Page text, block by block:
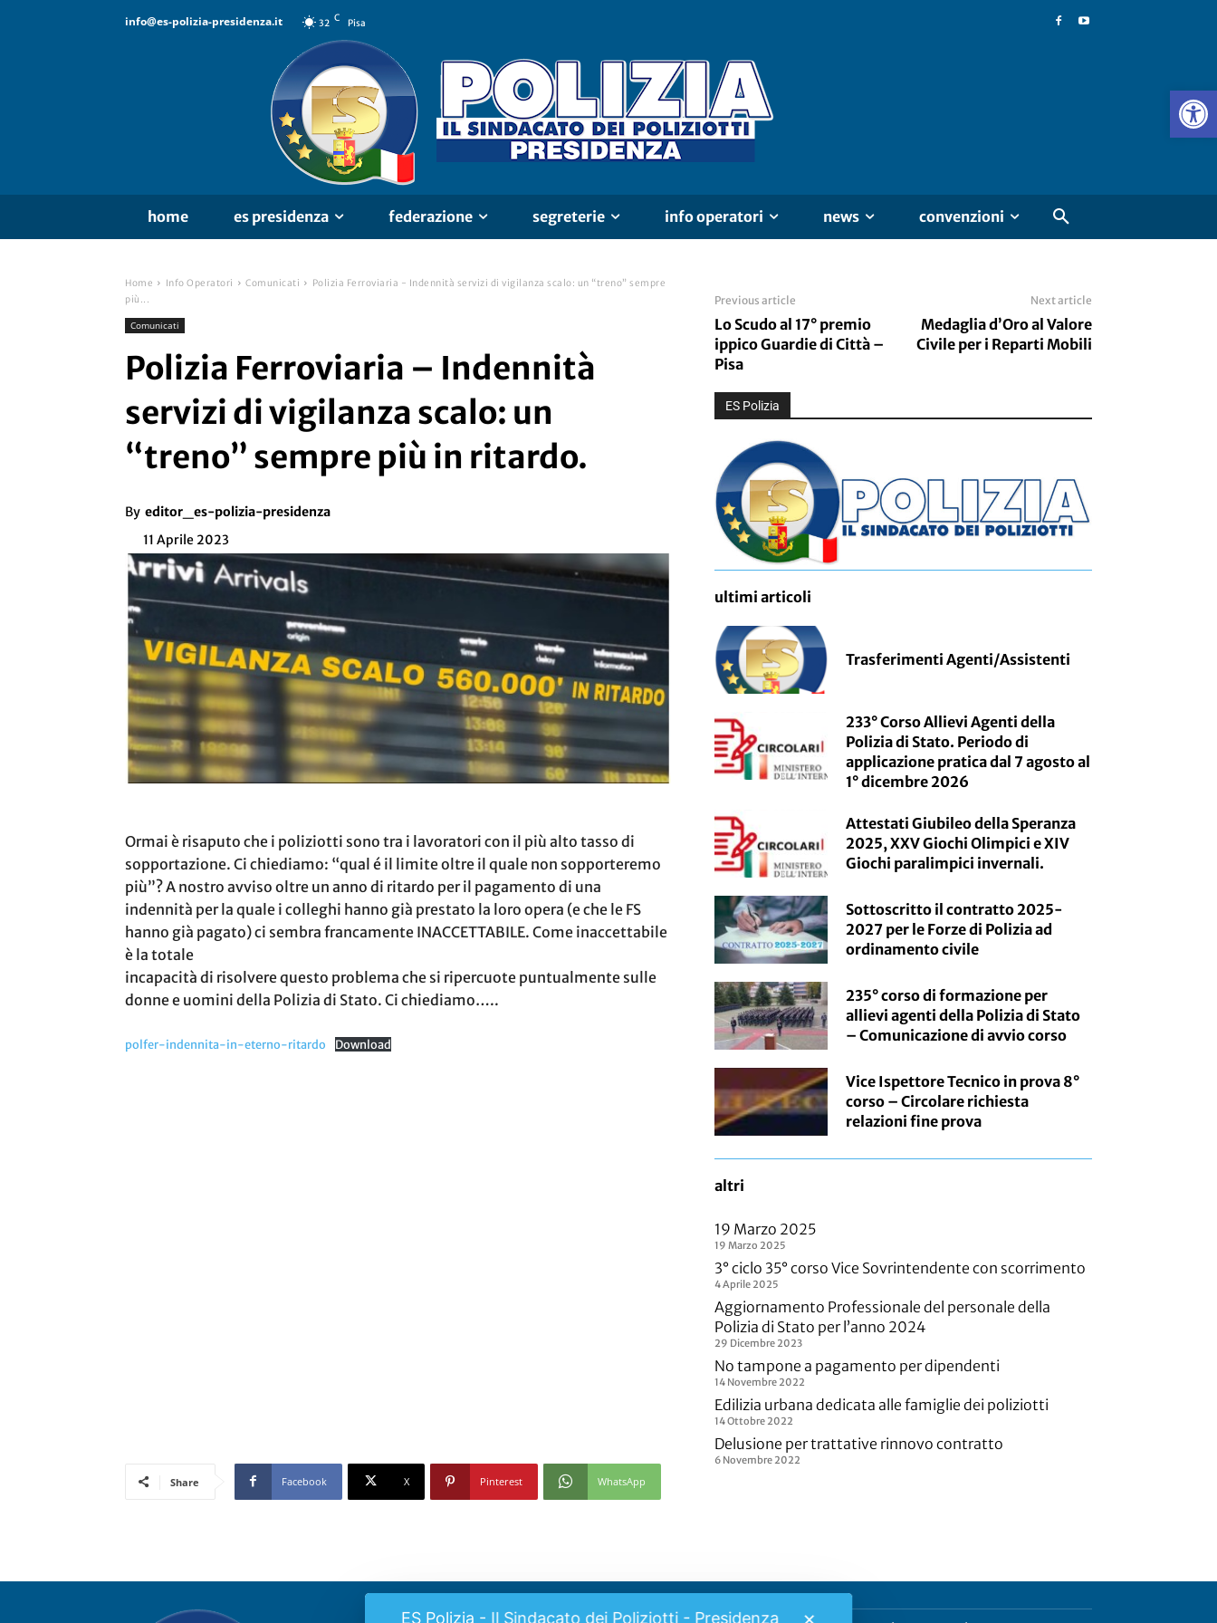
info@es-polizia-presidenza.it 32 C Pisa
home es presidenza federazione segreterie info operatori news convenzioni
Home Info Operatori Comunicati
Polizia Ferroviaria - Indennità servizi di vigilanza scalo: un “treno” sempre
più...
Comunicati
Polizia Ferroviaria – Indennità
servizi di vigilanza scalo: un
“treno” sempre più in ritardo.
By editor_es-polizia-presidenza
11 Aprile 2023
Ormai è risaputo che i poliziotti sono tra i lavoratori con il più alto tasso di
sopportazione. Ci chiediamo: “qual é il limite oltre il quale non sopporteremo
più”? A nostro avviso oltre un anno di ritardo per il pagamento di una
indennità per la quale i colleghi hanno già prestato la loro opera (e che le FS
hanno già pagato) ci sembra francamente INACCETTABILE. Come inaccettabile
è la totale
incapacità di risolvere questo problema che si ripercuote puntualmente sulle
donne e uomini della Polizia di Stato. Ci chiediamo…..
polfer-indennita-in-eterno-ritardo Download
Previous article
Lo Scudo al 17° premio
ippico Guardie di Città –
Pisa
Next article
Medaglia d’Oro al Valore
Civile per i Reparti Mobili
ES Polizia
ultimi articoli
Trasferimenti Agenti/Assistenti
233° Corso Allievi Agenti della
Polizia di Stato. Periodo di
applicazione pratica dal 7 agosto al
1° dicembre 2026
Attestati Giubileo della Speranza
2025, XXV Giochi Olimpici e XIV
Giochi paralimpici invernali.
Sottoscritto il contratto 2025-
2027 per le Forze di Polizia ad
ordinamento civile
235° corso di formazione per
allievi agenti della Polizia di Stato
– Comunicazione di avvio corso
Vice Ispettore Tecnico in prova 8°
corso – Circolare richiesta
relazioni fine prova
altri
19 Marzo 2025
19 Marzo 2025
3° ciclo 35° corso Vice Sovrintendente con scorrimento
4 Aprile 2025
Aggiornamento Professionale del personale della
Polizia di Stato per l’anno 2024
29 Dicembre 2023
No tampone a pagamento per dipendenti
14 Novembre 2022
Edilizia urbana dedicata alle famiglie dei poliziotti
14 Ottobre 2022
Delusione per trattative rinnovo contratto
6 Novembre 2022
Share Facebook X Pinterest WhatsApp
ES Polizia - Il Sindacato dei Poliziotti - Presidenza